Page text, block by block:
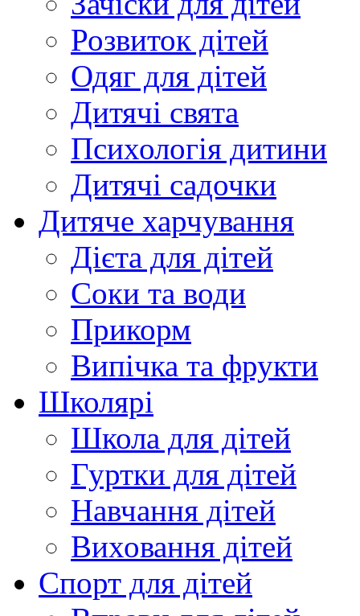
Розвиток дітей
Одяг для дітей
Дитячі свята
Психологія дитини
Дитячі садочки
Дитяче харчування
Дієта для дітей
Соки та води
Прикорм
Випічка та фрукти
Школярі
Школа для дітей
Гуртки для дітей
Навчання дітей
Виховання дітей
Спорт для дітей